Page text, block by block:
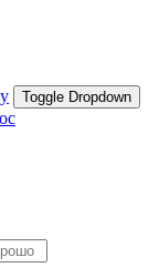
Toggle Dropdown